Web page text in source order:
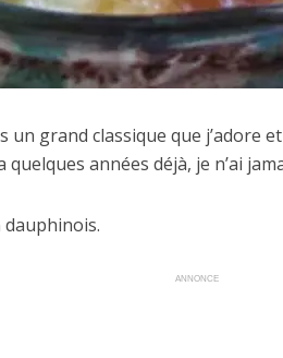
un grand classique que j’adore
années déjà, je n’ai
dauphinois.
ANNONCE